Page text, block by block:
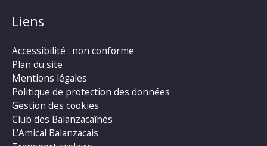
Liens
Accessibilité : non conforme
Plan du site
Mentions légales
Politique de protection des données
Gestion des cookies
Club des Balanzacaînés
L’Amical Balanzacais